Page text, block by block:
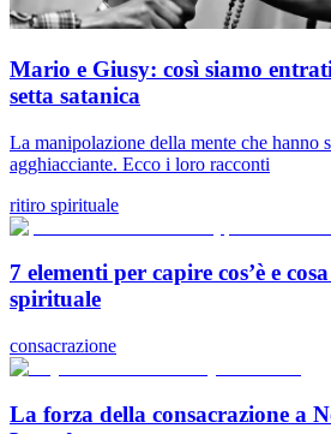
Mario e Giusy: così siamo
setta satanica
La manipolazione della mente che hanno
agghiacciante. Ecco i loro racconti
ritiro spirituale
7 elementi per capire cos’è e
spirituale
consacrazione
La forza della consacrazione a